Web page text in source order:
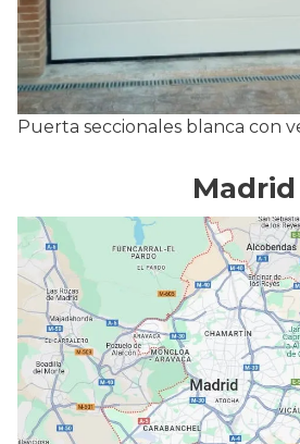
Puerta seccionales blanca con
Madrid